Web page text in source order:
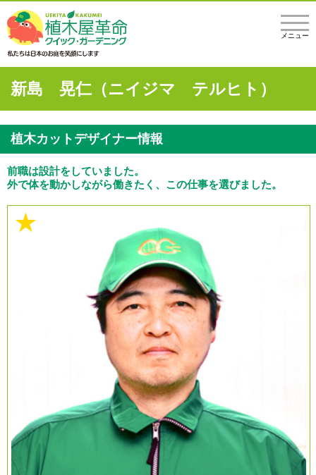
メニュー
新島 晃仁（ニイジマ テルヒト）
植木カットデザイナー情報
前職は設計をしていました。
外で体を動かしながら働きたく、この仕事を選びました。
★